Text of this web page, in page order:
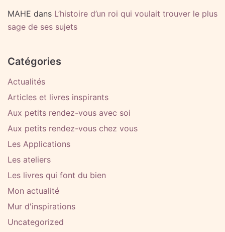
MAHE dans L’histoire d’un roi qui voulait trouver le plus
sage de ses sujets
Catégories
Actualités
Articles et livres inspirants
Aux petits rendez-vous avec soi
Aux petits rendez-vous chez vous
Les Applications
Les ateliers
Les livres qui font du bien
Mon actualité
Mur d'inspirations
Uncategorized